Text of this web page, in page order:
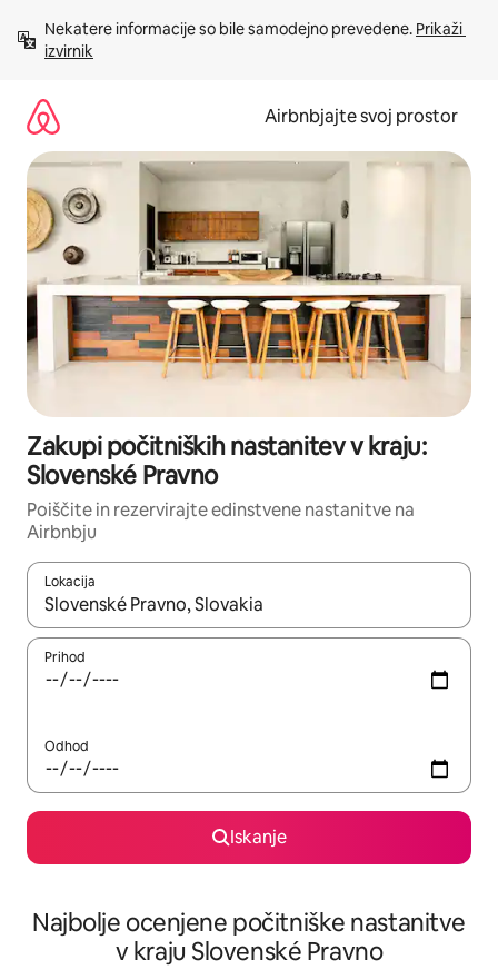
vsebino
Nekatere informacije so bile samodejno prevedene. Prikaži
izvirnik
Airbnbjajte svoj prostor
Zakupi počitniških nastanitev v kraju:
Slovenské Pravno
Poiščite in rezervirajte edinstvene nastanitve na
Airbnbju
Lokacija
Ko so rezultati na voljo, krmarite s puščičnima tipkama gor in
Prihod
Odhod
Iskanje
Najbolje ocenjene počitniške nastanitve
v kraju Slovenské Pravno